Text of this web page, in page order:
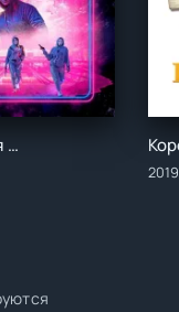
Последняя ночь в Terrace Lanes (2024)
2024 год/ 2019